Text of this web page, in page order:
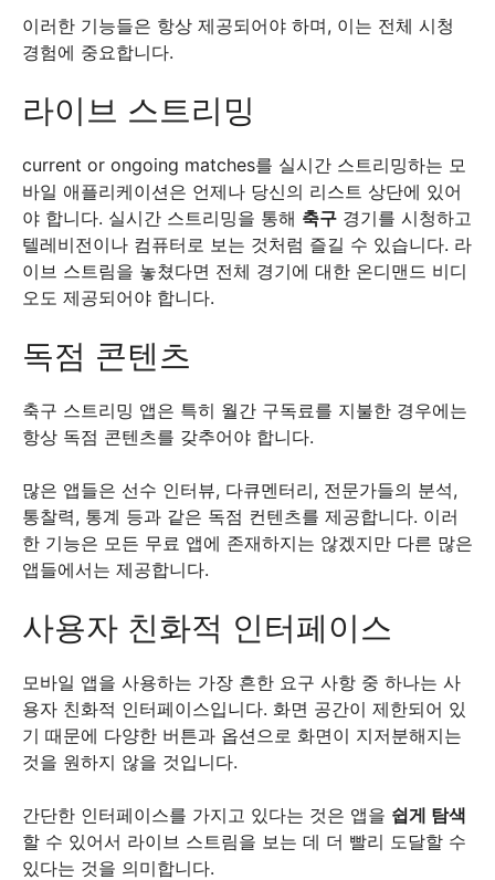
이러한 기능들은 항상 제공되어야 하며, 이는 전체 시청
경험에 중요합니다.
라이브 스트리밍
current or ongoing matches를 실시간 스트리밍하는 모
바일 애플리케이션은 언제나 당신의 리스트 상단에 있어
야 합니다. 실시간 스트리밍을 통해 축구 경기를 시청하고
텔레비전이나 컴퓨터로 보는 것처럼 즐길 수 있습니다. 라
이브 스트림을 놓쳤다면 전체 경기에 대한 온디맨드 비디
오도 제공되어야 합니다.
독점 콘텐츠
축구 스트리밍 앱은 특히 월간 구독료를 지불한 경우에는
항상 독점 콘텐츠를 갖추어야 합니다.
많은 앱들은 선수 인터뷰, 다큐멘터리, 전문가들의 분석,
통찰력, 통계 등과 같은 독점 컨텐츠를 제공합니다. 이러
한 기능은 모든 무료 앱에 존재하지는 않겠지만 다른 많은
앱들에서는 제공합니다.
사용자 친화적 인터페이스
모바일 앱을 사용하는 가장 흔한 요구 사항 중 하나는 사
용자 친화적 인터페이스입니다. 화면 공간이 제한되어 있
기 때문에 다양한 버튼과 옵션으로 화면이 지저분해지는
것을 원하지 않을 것입니다.
간단한 인터페이스를 가지고 있다는 것은 앱을 쉽게 탐색
할 수 있어서 라이브 스트림을 보는 데 더 빨리 도달할 수
있다는 것을 의미합니다.